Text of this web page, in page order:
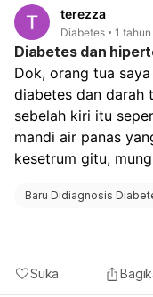
berolahraga. Jika
parah, segera
terezza
Diabetes 1
Diabetes dan
Dok, orang tua
diabetes dan darah
sebelah kiri itu
mandi air panas
kesetrum gitu,
Baru Didiagnosis
Suka